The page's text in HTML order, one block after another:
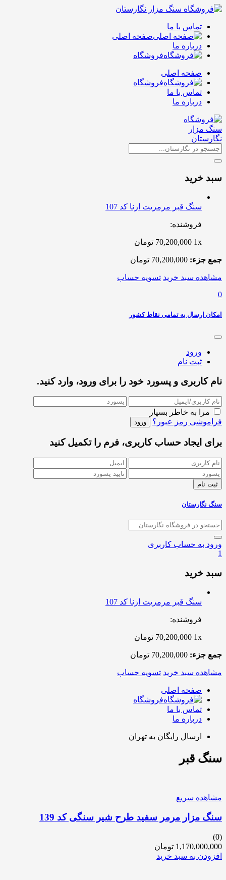
تماس با ما
صفحه اصلی
درباره ما
فروشگاه
صفحه اصلی
فروشگاه
تماس با ما
درباره ما
سبد خرید
سنگ قبر مرمریت ازنا کد 107
فروشنده:
1x
70,200,000 تومان
جمع جزء: 70,200,000 تومان
مشاهده سبد خرید تسویه حساب
0
امکان ارسال به تمامی نقاط کشور
ورود
ثبت نام
نام کاربری و پسورد خود را برای ورود، وارد کنید.
مرا به خاطر بسپار
فراموشی رمز عبور؟
برای ایجاد حساب کاربری، فرم را تکمیل کنید
سنگ نگارستان
ورود به حساب کاربری
1
سبد خرید
سنگ قبر مرمریت ازنا کد 107
فروشنده:
1x
70,200,000 تومان
جمع جزء: 70,200,000 تومان
مشاهده سبد خرید تسویه حساب
صفحه اصلی
فروشگاه
تماس با ما
درباره ما
ارسال رایگان به تهران
سنگ قبر
مشاهده سریع
سنگ مزار مرمر سفید طرح شیر سنگی کد 139
(0)
1,170,000,000 تومان
افزودن به سبد خرید